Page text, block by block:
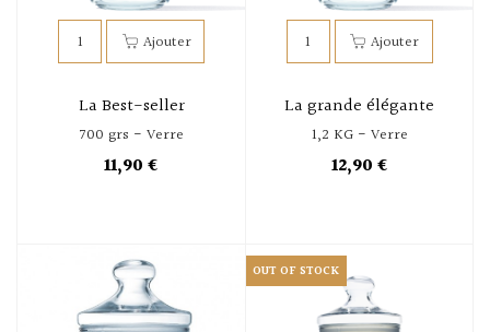
La Best-seller
700 grs - Verre
11,90 €
La grande élégante
1,2 KG - Verre
12,90 €
OUT OF STOCK